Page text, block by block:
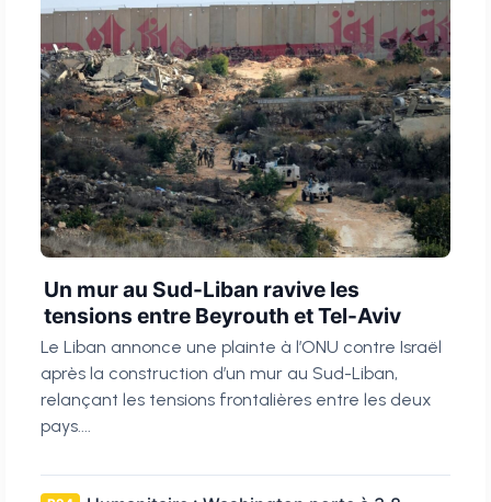
Un mur au Sud-Liban ravive les
tensions entre Beyrouth et Tel-Aviv
Le Liban annonce une plainte à l’ONU contre Israël
après la construction d’un mur au Sud-Liban,
relançant les tensions frontalières entre les deux
pays....